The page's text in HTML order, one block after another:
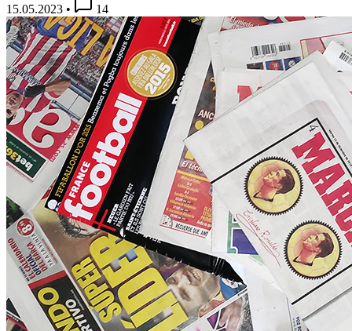
15.05.2023 • 14